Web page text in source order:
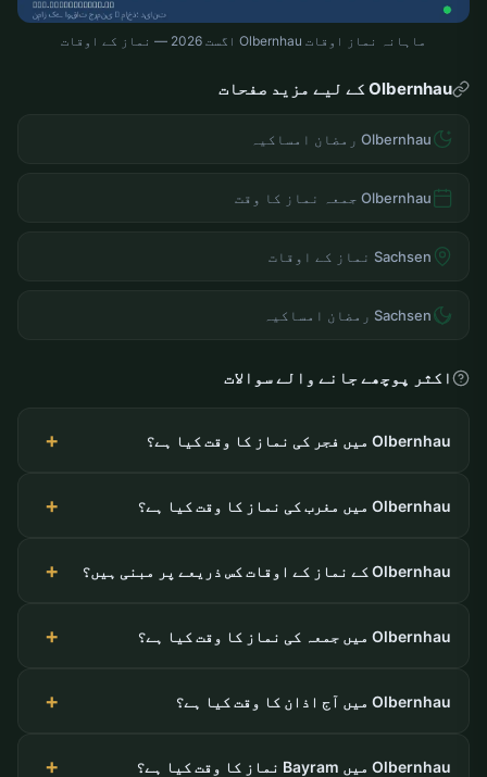
ماہانہ نماز اوقات Olbernhau اگست 2026 — نماز کے اوقات
Olbernhau کے لیے مزید صفحات
Olbernhau رمضان امساکیہ
Olbernhau جمعہ نماز کا وقت
Sachsen نماز کے اوقات
Sachsen رمضان امساکیہ
اکثر پوچھے جانے والے سوالات
Olbernhau میں فجر کی نماز کا وقت کیا ہے؟
Olbernhau میں مغرب کی نماز کا وقت کیا ہے؟
Olbernhau کے نماز کے اوقات کس ذریعے پر مبنی ہیں؟
Olbernhau میں جمعہ کی نماز کا وقت کیا ہے؟
Olbernhau میں آج اذان کا وقت کیا ہے؟
Olbernhau میں Bayram نماز کا وقت کیا ہے؟